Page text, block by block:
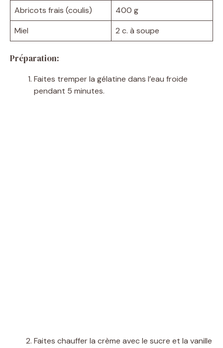
Abricots frais (coulis)
400 g
Miel
2 c. à soupe
Préparation:
Faites tremper la gélatine dans l’eau froide
pendant 5 minutes.
Faites chauffer la crème avec le sucre et la vanille